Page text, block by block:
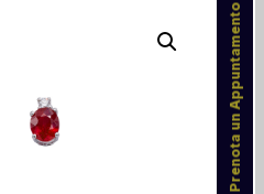
Prenota un Appuntamento